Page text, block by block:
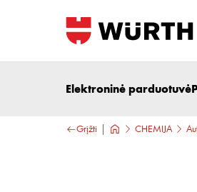
Elektroninė parduotuvė
Grįžti CHEMIJA